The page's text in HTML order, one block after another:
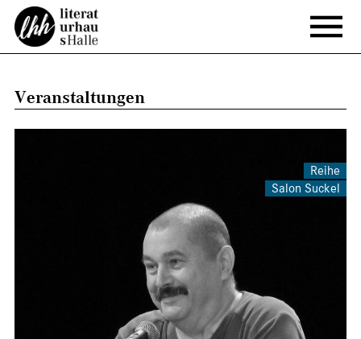
Veranstaltungen
Reihe
Salon Suckel